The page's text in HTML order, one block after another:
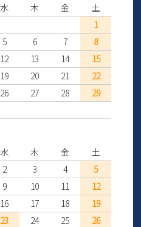
水 木 金
土
1
5 6 7
8
12 13 14
15
19 20 21
22
26 27 28
29
水 木 金
土
2 3 4
5
9 10 11
12
16 17 18
19
23 24 25
26